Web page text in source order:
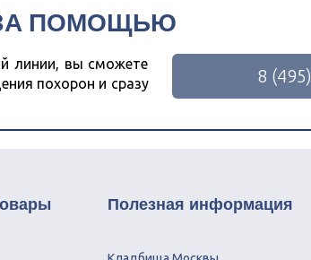
ПОМОЩЬЮ
линии, вы сможете
похорон и сразу
8
Полезная информация